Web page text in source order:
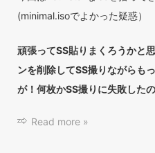
(minimal.isoでよかった疑惑）
頑張ってSS貼りまくろうかと
ンを削除してSS撮りながらも
が！何枚かSS撮りに失敗した
Read more »